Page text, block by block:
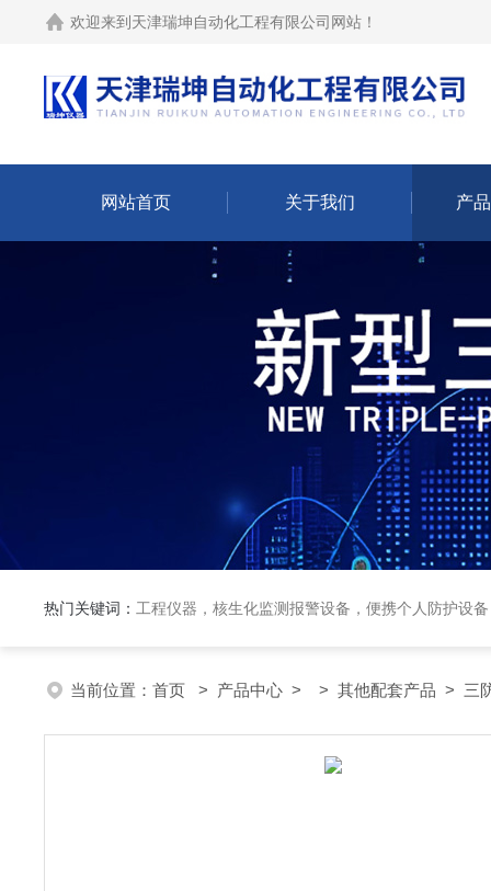
欢迎来到 天津瑞坤自动化工程有限公司网站 ！
网站首页 关于我们 产
热门关键词： 工程仪器，核生化监测报警设备，便携个人防护设
当前位置： 首页 > 产品中心 > > 其他配套产品 > 三